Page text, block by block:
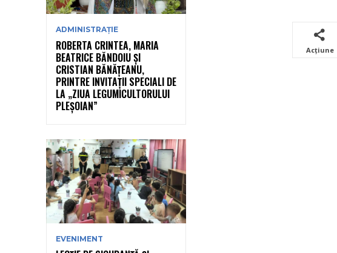
ADMINISTRAȚIE
ROBERTA CRINTEA, MARIA
BEATRICE BĂNDOIU ȘI
CRISTIAN BĂNĂȚEANU,
PRINTRE INVITAȚII SPECIALI DE
LA „ZIUA LEGUMICULTORULUI
PLEȘOIAN”
EVENIMENT
Acțiune